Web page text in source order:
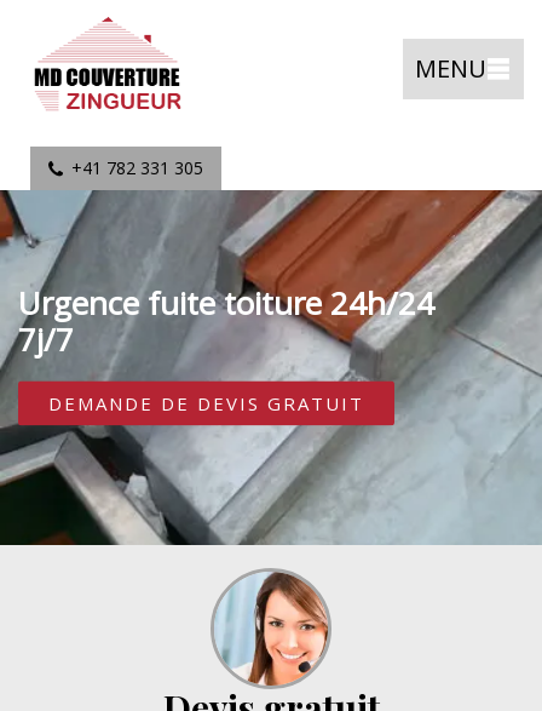
MENU
+41 782 331 305
Urgence fuite toiture 24h/24
7j/7
DEMANDE DE DEVIS GRATUIT